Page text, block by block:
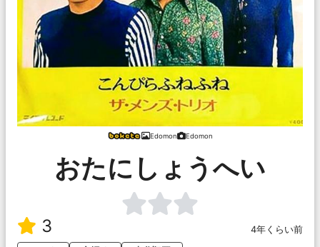
Edomon Edomon
おたにしょうへい
3
4年くらい前